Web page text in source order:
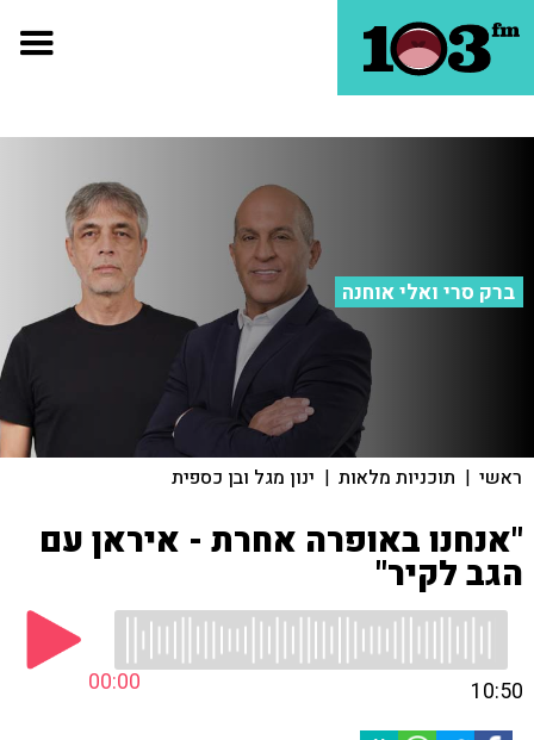
ברק סרי ואלי אוחנה
ראשי | תוכניות מלאות | ינון מגל ובן כספית
"אנחנו באופרה אחרת - איראן עם
הגב לקיר"
00:00 10:50